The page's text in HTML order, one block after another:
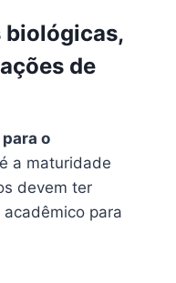
biológicas,
de
o
a maturidade
devem ter
para